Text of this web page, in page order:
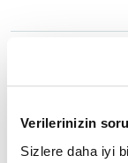
Verilerinizin
Sizlere daha iyi